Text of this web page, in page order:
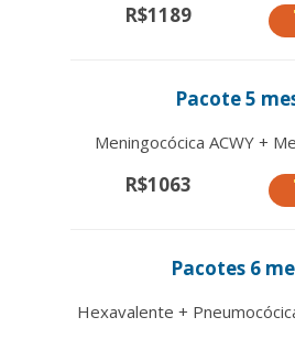
R$1189
Pacote 5
Meningocócica ACWY +
R$1063
Pacotes 6
Hexavalente +